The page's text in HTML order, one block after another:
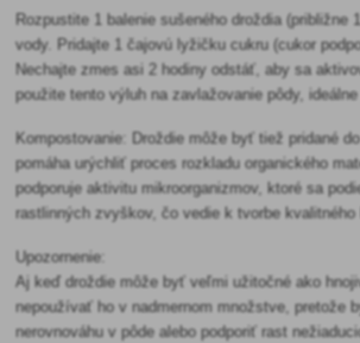
Rozpustite 1 balenie sušeného droždia (približne
vody. Pridajte 1 čajovú lyžičku cukru (cukor
Nechajte zmes asi 2 hodiny odstáť, aby sa
použite tento výluh na zavlažovanie pôdy,
Kompostovanie: Droždie môže byť tiež pridané
pomáha urýchliť proces rozkladu organického
podporuje aktivitu mikroorganizmov, ktoré sa
rastlinných zvyškov, čo vedie k tvorbe kvalitného
Upozornenie:
Aj keď droždie môže byť veľmi užitočné ako
nepoužívať ho v nadmernom množstve, pretože
nerovnováhu v pôde alebo podporiť rast